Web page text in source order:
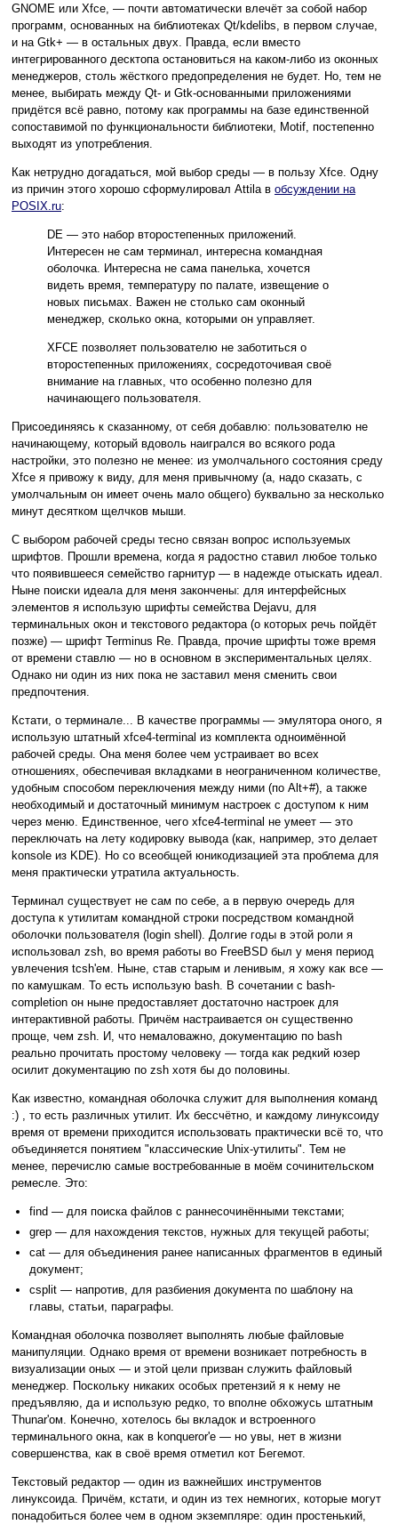
GNOME или Xfce, — почти автоматически влечёт за собой набор
программ, основанных на библиотеках Qt/kdelibs, в первом случае,
и на Gtk+ — в остальных двух. Правда, если вместо
интегрированного десктопа остановиться на каком-либо из оконных
менеджеров, столь жёсткого предопределения не будет. Но, тем не
менее, выбирать между Qt- и Gtk-основанными приложениями
придётся всё равно, потому как программы на базе единственной
сопоставимой по функциональности библиотеки, Motif, постепенно
выходят из употребления.
Как нетрудно догадаться, мой выбор среды — в пользу Xfce. Одну
из причин этого хорошо сформулировал Attila в обсуждении на
POSIX.ru:
DE — это набор второстепенных приложений.
Интересен не сам терминал, интересна командная
оболочка. Интересна не сама панелька, хочется
видеть время, температуру по палате, извещение о
новых письмах. Важен не столько сам оконный
менеджер, сколько окна, которыми он управляет.
XFCE позволяет пользователю не заботиться о
второстепенных приложениях, сосредоточивая своё
внимание на главных, что особенно полезно для
начинающего пользователя.
Присоединяясь к сказанному, от себя добавлю: пользователю не
начинающему, который вдоволь наигрался во всякого рода
настройки, это полезно не менее: из умолчального состояния среду
Xfce я привожу к виду, для меня привычному (а, надо сказать, с
умолчальным он имеет очень мало общего) буквально за несколько
минут десятком щелчков мыши.
С выбором рабочей среды тесно связан вопрос используемых
шрифтов. Прошли времена, когда я радостно ставил любое только
что появившееся семейство гарнитур — в надежде отыскать идеал.
Ныне поиски идеала для меня закончены: для интерфейсных
элементов я использую шрифты семейства Dejavu, для
терминальных окон и текстового редактора (о которых речь пойдёт
позже) — шрифт Terminus Re. Правда, прочие шрифты тоже время
от времени ставлю — но в основном в экспериментальных целях.
Однако ни один из них пока не заставил меня сменить свои
предпочтения.
Кстати, о терминале... В качестве программы — эмулятора оного, я
использую штатный xfce4-terminal из комплекта одноимённой
рабочей среды. Она меня более чем устраивает во всех
отношениях, обеспечивая вкладками в неограниченном количестве,
удобным способом переключения между ними (по Alt+#), а также
необходимый и достаточный минимум настроек с доступом к ним
через меню. Единственное, чего xfce4-terminal не умеет — это
переключать на лету кодировку вывода (как, например, это делает
konsole из KDE). Но со всеобщей юникодизацией эта проблема для
меня практически утратила актуальность.
Терминал существует не сам по себе, а в первую очередь для
доступа к утилитам командной строки посредством командной
оболочки пользователя (login shell). Долгие годы в этой роли я
использовал zsh, во время работы во FreeBSD был у меня период
увлечения tcsh'ем. Ныне, став старым и ленивым, я хожу как все —
по камушкам. То есть использую bash. В сочетании с bash-
completion он ныне предоставляет достаточно настроек для
интерактивной работы. Причём настраивается он существенно
проще, чем zsh. И, что немаловажно, документацию по bash
реально прочитать простому человеку — тогда как редкий юзер
осилит документацию по zsh хотя бы до половины.
Как известно, командная оболочка служит для выполнения команд
:) , то есть различных утилит. Их бессчётно, и каждому линуксоиду
время от времени приходится использовать практически всё то, что
объединяется понятием "классические Unix-утилиты". Тем не
менее, перечислю самые востребованные в моём сочинительском
ремесле. Это:
find — для поиска файлов с раннесочинёнными текстами;
grep — для нахождения текстов, нужных для текущей работы;
cat — для объединения ранее написанных фрагментов в единый
документ;
csplit — напротив, для разбиения документа по шаблону на
главы, статьи, параграфы.
Командная оболочка позволяет выполнять любые файловые
манипуляции. Однако время от времени возникает потребность в
визуализации оных — и этой цели призван служить файловый
менеджер. Поскольку никаких особых претензий я к нему не
предъявляю, да и использую редко, то вполне обхожусь штатным
Thunar'ом. Конечно, хотелось бы вкладок и встроенного
терминального окна, как в konqueror'е — но увы, нет в жизни
совершенства, как в своё время отметил кот Бегемот.
Текстовый редактор — один из важнейших инструментов
линуксоида. Причём, кстати, и один из тех немногих, которые могут
понадобиться более чем в одном экземпляре: один простенький,